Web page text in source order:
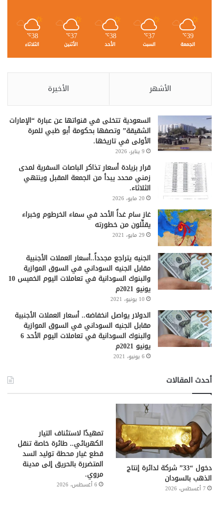
39
℃
الجمعة
37
℃
السبت
38
℃
الأحد
37
℃
الأثنين
38
℃
الثلاثاء
الأشهر الأخيرة
السعودية تتخلى في قنواتها عن عبارة “الإمارات
الشقيقة” وتصفها بحكومة أبو ظبي للمرة
الأولى في تاريخها.
9 يناير، 2026
قرار بزيادة أسعار تذاكر الباصات السفرية لمدى
زمني محدد يبدأ من الجمعة المقبل وينتهي
الثلاثاء.
20 مايو، 2026
غاز سام غداً الأحد في سماء الخرطوم وخبراء
يقلِّلون من خطورته
29 مايو، 2021
الجنيه يتراجع مجدداً..أسعار العملات الأجنبية
مقابل الجنيه السوداني في السوق الموازية
والبنوك السودانية في تعاملات اليوم الخميس 10
يونيو 2021م
10 يونيو، 2021
الدولار يواصل انخفاضه.. أسعار العملات الأجنبية
مقابل الجنيه السوداني في السوق الموازية
والبنوك السودانية في تعاملات اليوم الأحد 6
يونيو 2021م
6 يونيو، 2021
أحدث المقالات
دخول “33” شركة لدائرة إنتاج
الذهب بالسودان
7 أغسطس، 2026
تمهيدًا لاستئناف التيار
الكهربائي.. طائرة خاصة تنقل
قطع غيار محطة توليد السد
المتضررة بالحريق إلى مدينة
مروي.
6 أغسطس، 2026